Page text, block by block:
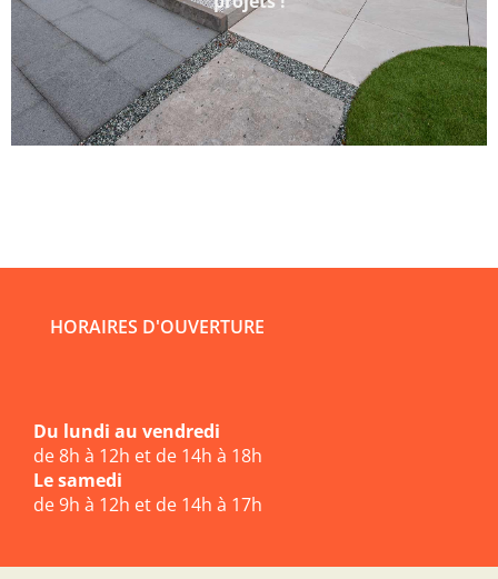
HORAIRES D'OUVERTURE
Du lundi au vendredi
de 8h à 12h et de 14h à 18h
Le samedi
de 9h à 12h et de 14h à 17h